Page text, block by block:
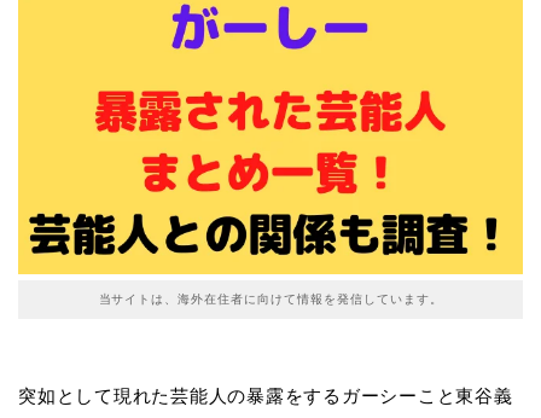
当サイトは、海外在住者に向けて情報を発信しています。
突如として現れた芸能人の暴露をするガーシーこと東谷義